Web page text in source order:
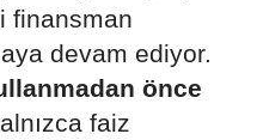
finansman
devam ediyor.
önce
faiz